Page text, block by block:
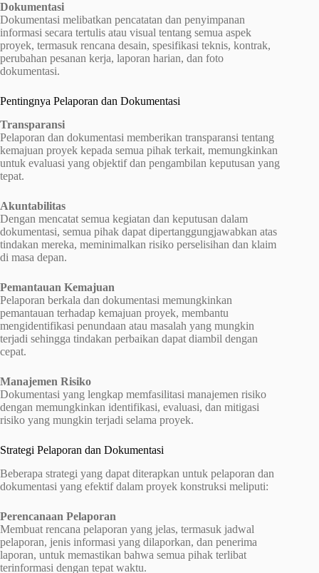
Dokumentasi
Dokumentasi melibatkan pencatatan dan penyimpanan
informasi secara tertulis atau visual tentang semua aspek
proyek, termasuk rencana desain, spesifikasi teknis, kontrak,
perubahan pesanan kerja, laporan harian, dan foto
dokumentasi.
Pentingnya Pelaporan dan Dokumentasi
Transparansi
Pelaporan dan dokumentasi memberikan transparansi tentang
kemajuan proyek kepada semua pihak terkait, memungkinkan
untuk evaluasi yang objektif dan pengambilan keputusan yang
tepat.
Akuntabilitas
Dengan mencatat semua kegiatan dan keputusan dalam
dokumentasi, semua pihak dapat dipertanggungjawabkan atas
tindakan mereka, meminimalkan risiko perselisihan dan klaim
di masa depan.
Pemantauan Kemajuan
Pelaporan berkala dan dokumentasi memungkinkan
pemantauan terhadap kemajuan proyek, membantu
mengidentifikasi penundaan atau masalah yang mungkin
terjadi sehingga tindakan perbaikan dapat diambil dengan
cepat.
Manajemen Risiko
Dokumentasi yang lengkap memfasilitasi manajemen risiko
dengan memungkinkan identifikasi, evaluasi, dan mitigasi
risiko yang mungkin terjadi selama proyek.
Strategi Pelaporan dan Dokumentasi
Beberapa strategi yang dapat diterapkan untuk pelaporan dan
dokumentasi yang efektif dalam proyek konstruksi meliputi:
Perencanaan Pelaporan
Membuat rencana pelaporan yang jelas, termasuk jadwal
pelaporan, jenis informasi yang dilaporkan, dan penerima
laporan, untuk memastikan bahwa semua pihak terlibat
terinformasi dengan tepat waktu.